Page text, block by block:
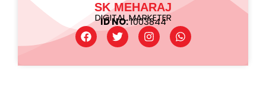
SK MEHARAJ
DIGITAL MARKETER
ID NO:1003844